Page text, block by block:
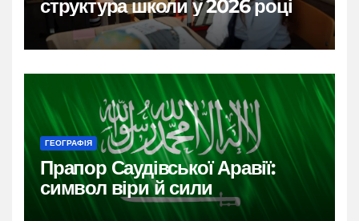
структура школи у 2026 році
ГЕОГРАФІЯ
Прапор Саудівської Аравії:
символ віри й сили